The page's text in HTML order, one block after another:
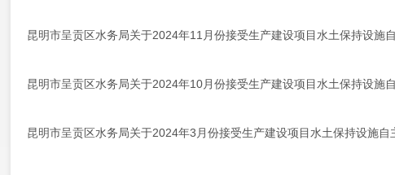
昆明市呈贡区水务局关于2024年11月份接受生产建设项目水土保持设施
昆明市呈贡区水务局关于2024年10月份接受生产建设项目水土保持设施
昆明市呈贡区水务局关于2024年3月份接受生产建设项目水土保持设施自